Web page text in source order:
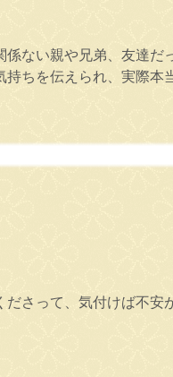
ない親や兄弟、友達だ
ちを伝えられ、実際本
さって、気付けば不安